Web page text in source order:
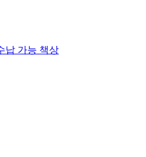
납 가능 책상